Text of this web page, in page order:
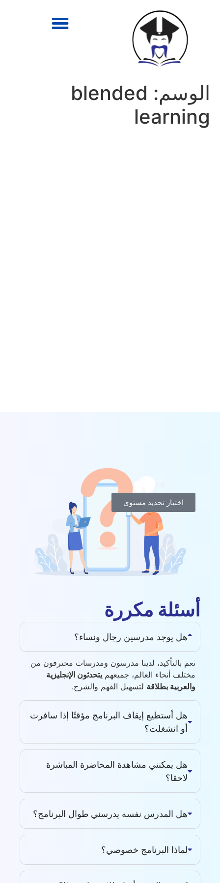
اختبار تحديد مستوى
الوسم: blended
learning
أسئلة مكررة
هل يوجد مدرسين رجال ونساء؟
نعم بالتأكيد، لدينا مدرسون ومدرسات محترفون من
مختلف أنحاء العالم، جميعهم يتحدثون الإنجليزية
والعربية بطلاقة لتسهيل الفهم والشرح.
هل أستطيع إيقاف البرنامج مؤقتًا إذا سافرت
أو انشغلت؟
هل يمكنني مشاهدة المحاضرة المباشرة
لاحقا؟
هل المدرس نفسه يدرسني طوال البرنامج؟
لماذا البرنامج خصوصي؟